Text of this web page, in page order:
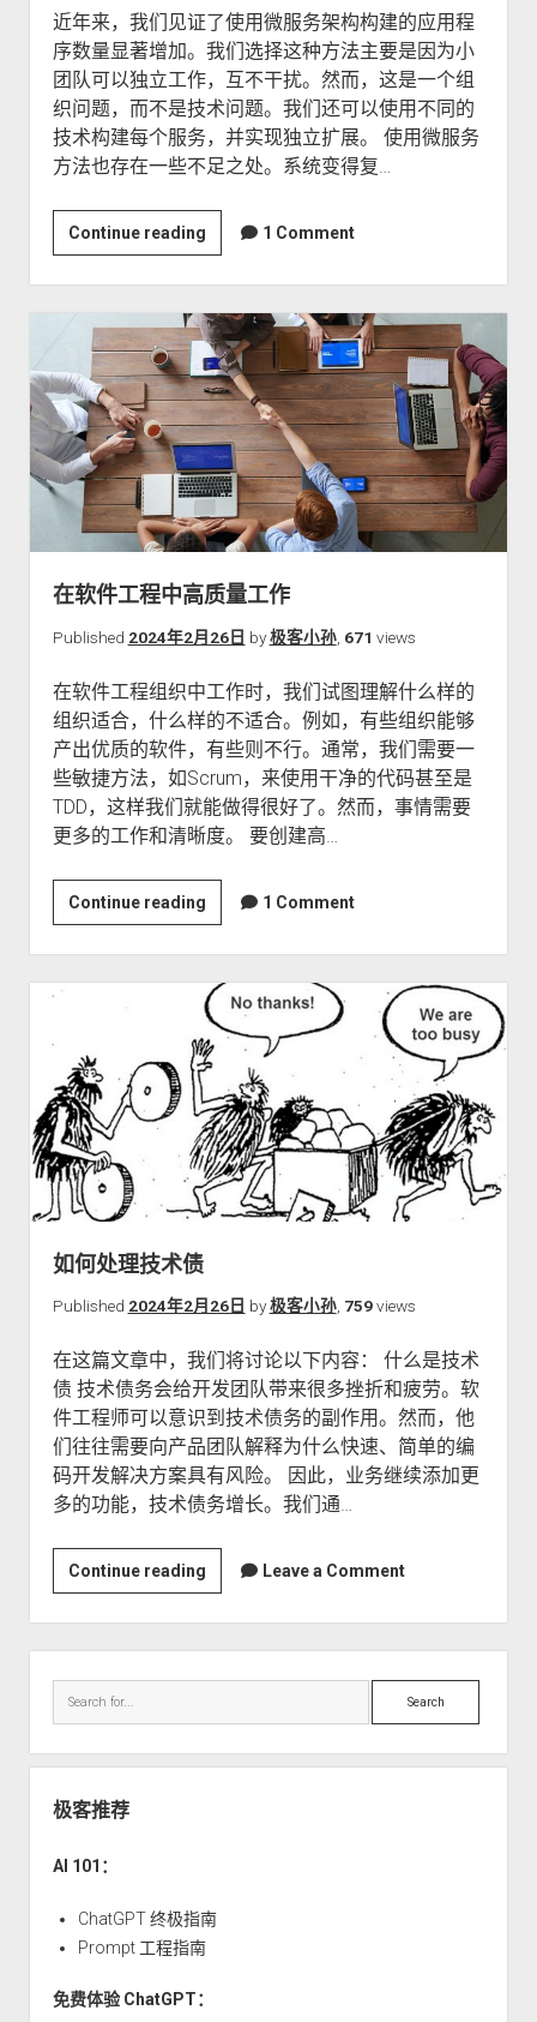
近年来，我们见证了使用微服务架构构建的应用程
序数量显著增加。我们选择这种方法主要是因为小
团队可以独立工作，互不干扰。然而，这是一个组
织问题，而不是技术问题。我们还可以使用不同的
技术构建每个服务，并实现独立扩展。 使用微服务
方法也存在一些不足之处。系统变得复…
Continue reading为
什
么
你
需
要
构
建
模
块
化
单
应
用
1 Comment
在软件工程中高质量工作
Published 2024年2月26日 by极客小孙, 671 views
在软件工程组织中工作时，我们试图理解什么样的
组织适合，什么样的不适合。例如，有些组织能够
产出优质的软件，有些则不行。通常，我们需要一
些敏捷方法，如Scrum，来使用干净的代码甚至是
TDD，这样我们就能做得很好了。然而，事情需要
更多的工作和清晰度。 要创建高…
Continue reading在
软
件
工
程
中
高
质
量
工
作
1 Comment
如何处理技术债
Published 2024年2月26日 by极客小孙, 759views
在这篇文章中，我们将讨论以下内容： 什么是技术
债 技术债务会给开发团队带来很多挫折和疲劳。软
件工程师可以意识到技术债务的副作用。然而，他
们往往需要向产品团队解释为什么快速、简单的编
码开发解决方案具有风险。 因此，业务继续添加更
多的功能，技术债务增长。我们通…
Continue reading如
何
处
理
技
Leave a Comment
Search
极客推荐
AI 101：
ChatGPT 终极指南
Prompt 工程指南
免费体验 ChatGPT：